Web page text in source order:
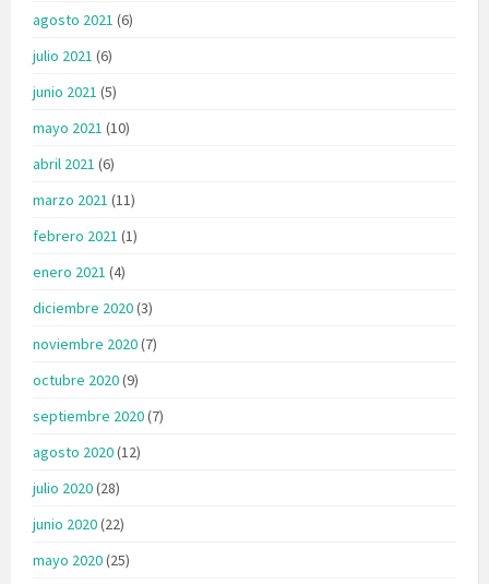
agosto 2021 (6)
julio 2021 (6)
junio 2021 (5)
mayo 2021 (10)
abril 2021 (6)
marzo 2021 (11)
febrero 2021 (1)
enero 2021 (4)
diciembre 2020(3)
noviembre 2020(7)
octubre 2020(9)
septiembre 2020(7)
agosto 2020(12)
julio 2020(28)
junio 2020(22)
mayo 2020(25)